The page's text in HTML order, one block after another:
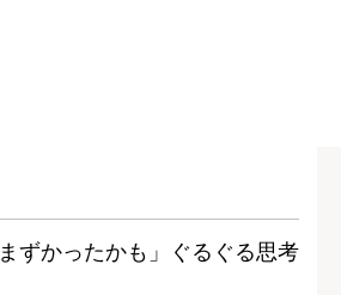
ずかったかも」ぐるぐる思考